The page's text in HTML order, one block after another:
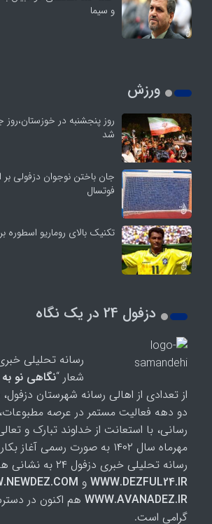
و سیما
ورزش
روز پنجشنبه در
شد
جان باختن نوجوان دزفولی بر
فوتسال
تکنیک بالای روماریو اسطوره برزیلی
دزفول 24 در یک نگاه
شعار “نگاهی نو به
از تعدادی از اهالی رسانه شهرستان
دو دهه فعالیت مستمر در عرصه
رسانی، با استعانت از خداوند تبارک و
مهرماه سال ۱۴۰۲ به صورت رسمی آغاز بکار کرد.
رسانه تحلیلی خبری دزفول ۲۴ به نشانی های اینترنتی :
WWW.DEZFUL24.IR و
WWW.AVANADEZ.IR هم اکنون در
گرامی است.